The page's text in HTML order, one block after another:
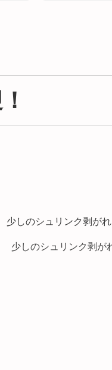
少しのシュリンク剥がれ